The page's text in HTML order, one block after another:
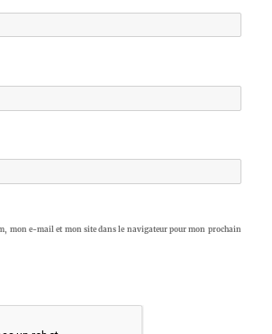
mon e-mail et mon site dans le navigateur pour mon prochain